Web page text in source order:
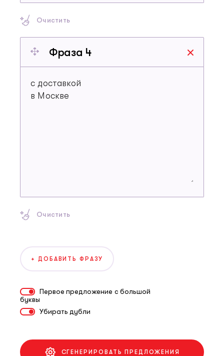
Очистить
Фраза 4
Очистить
+ ДОБАВИТЬ ФРАЗУ
Первое предложение с большой
буквы
Убирать дубли
СГЕНЕРИРОВАТЬ ПРЕДЛОЖЕНИЯ